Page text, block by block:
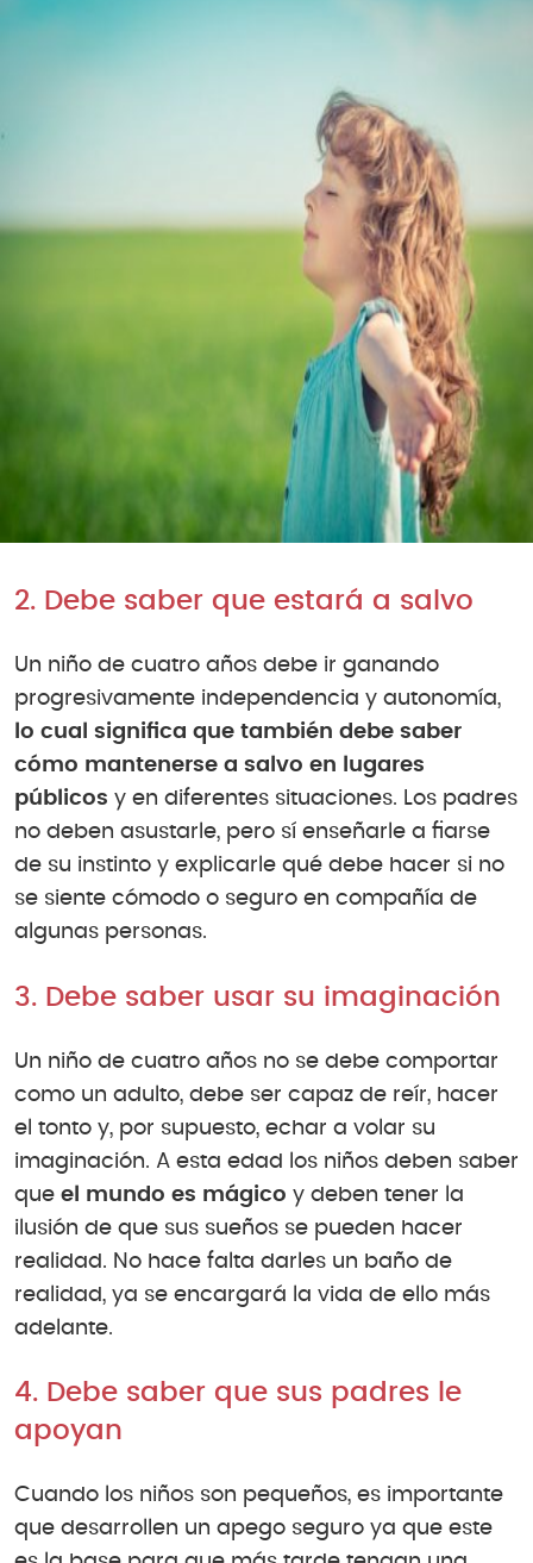
2. Debe saber que estará a salvo
Un niño de cuatro años debe ir ganando
progresivamente independencia y autonomía,
lo cual significa que también debe saber
cómo mantenerse a salvo en lugares
públicos y en diferentes situaciones. Los padres
no deben asustarle, pero sí enseñarle a fiarse
de su instinto y explicarle qué debe hacer si no
se siente cómodo o seguro en compañía de
algunas personas.
3. Debe saber usar su imaginación
Un niño de cuatro años no se debe comportar
como un adulto, debe ser capaz de reír, hacer
el tonto y, por supuesto, echar a volar su
imaginación. A esta edad los niños deben saber
que el mundo es mágico y deben tener la
ilusión de que sus sueños se pueden hacer
realidad. No hace falta darles un baño de
realidad, ya se encargará la vida de ello más
adelante.
4. Debe saber que sus padres le
apoyan
Cuando los niños son pequeños, es importante
que desarrollen un apego seguro ya que este